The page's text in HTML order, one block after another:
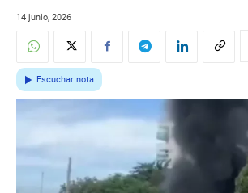
14 junio, 2026
Escuchar nota